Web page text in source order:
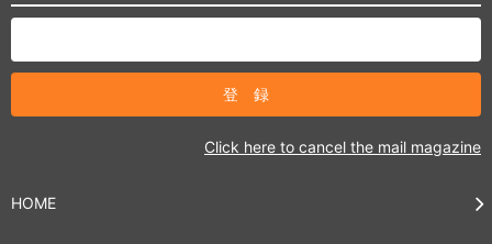
Click here to cancel the mail magazine
HOME